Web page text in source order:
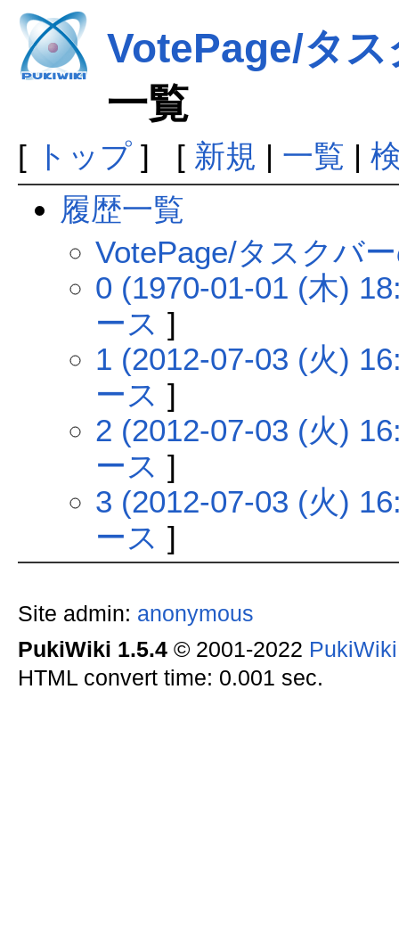
VotePage/タ
一覧
[ トップ] [ 新規 | 一覧 |
履歴一覧
VotePage/タスクバ
0 (1970-01-01 (木)
ース ]
1 (2012-07-03 (火)
ース ]
2 (2012-07-03 (火)
ース ]
3 (2012-07-03 (火)
ース ]
Site admin: anonymous
PukiWiki 1.5.4© 2001-2022
HTML convert time: 0.001 sec.